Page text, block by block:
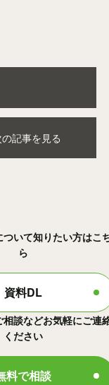
の記事を見る
いて知りたい方はこ
ら
資料DL
談などお気軽にご連
ください
料で相談